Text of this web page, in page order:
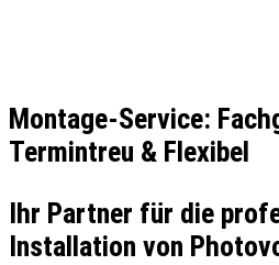
Montage-Service:
Termintreu & Flexibel
Ihr Partner für die
Installation von